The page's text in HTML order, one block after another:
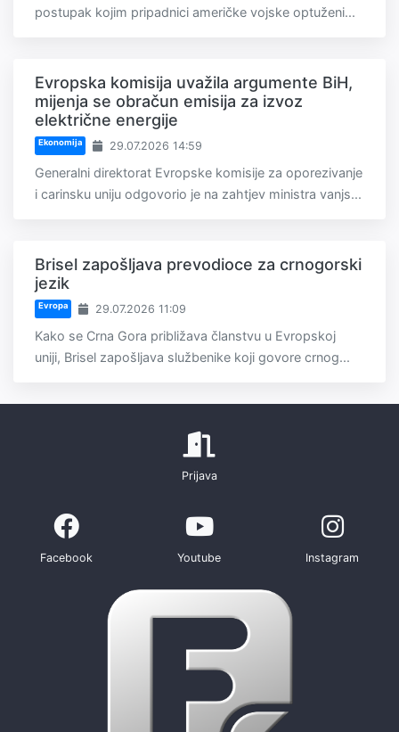
postupak kojim pripadnici američke vojske optuženi...
Evropska komisija uvažila argumente BiH,
mijenja se obračun emisija za izvoz
električne energije
Ekonomija 29.07.2026 14:59
Generalni direktorat Evropske komisije za oporezivanje
i carinsku uniju odgovorio je na zahtjev ministra vanjs...
Brisel zapošljava prevodioce za crnogorski
jezik
Evropa 29.07.2026 11:09
Kako se Crna Gora približava članstvu u Evropskoj
uniji, Brisel zapošljava službenike koji govore crnog...
Prijava
Facebook Youtube Instagram